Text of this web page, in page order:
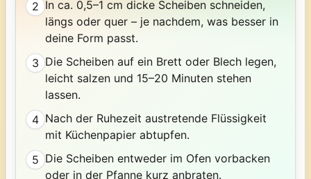
2 In ca. 0,5–1 cm dicke Scheiben schneiden,
längs oder quer – je nachdem, was besser in
deine Form passt.
3 Die Scheiben auf ein Brett oder Blech legen,
leicht salzen und 15–20 Minuten stehen
lassen.
4 Nach der Ruhezeit austretende Flüssigkeit
mit Küchenpapier abtupfen.
5 Die Scheiben entweder im Ofen vorbacken
oder in der Pfanne kurz anbraten.